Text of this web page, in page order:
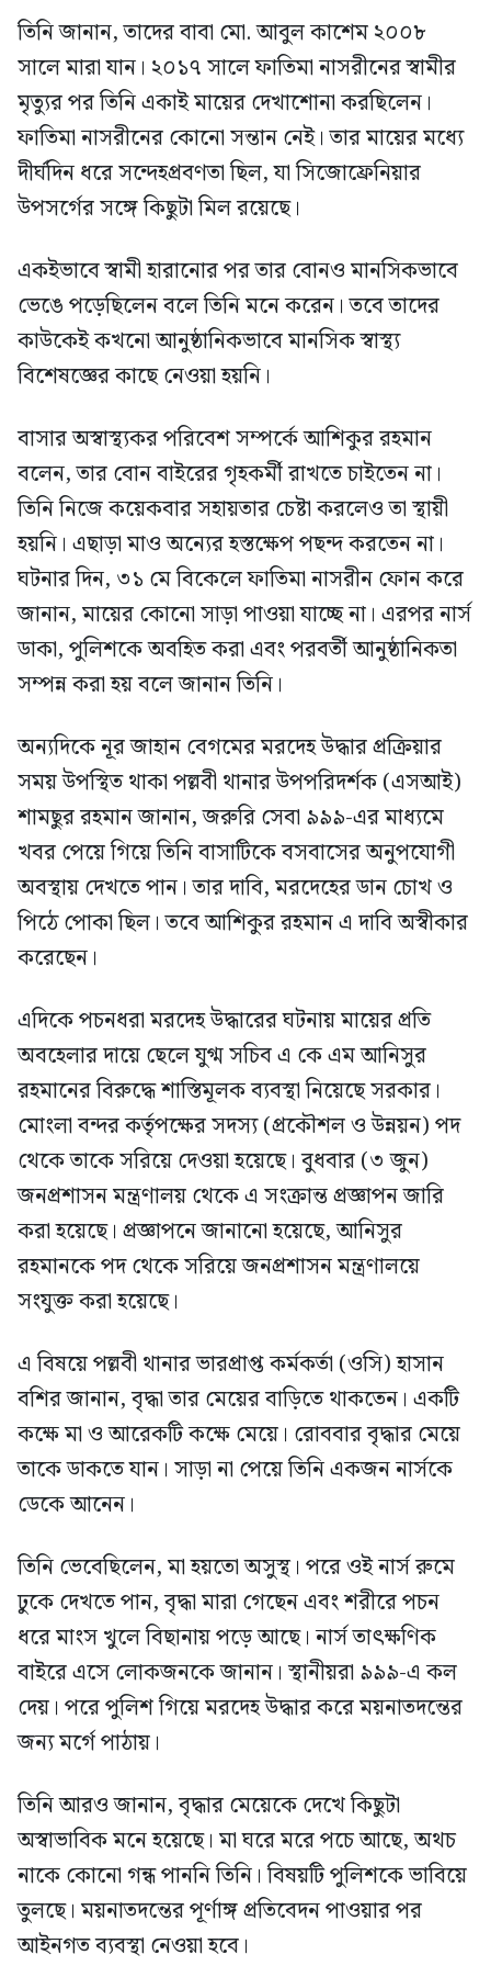
তিনি জানান, তাদের বাবা মো. আবুল কাশেম ২০০৮
সালে মারা যান। ২০১৭ সালে ফাতিমা নাসরীনের স্বামীর
মৃত্যুর পর তিনি একাই মায়ের দেখাশোনা করছিলেন।
ফাতিমা নাসরীনের কোনো সন্তান নেই। তার মায়ের মধ্যে
দীর্ঘদিন ধরে সন্দেহপ্রবণতা ছিল, যা সিজোফ্রেনিয়ার
উপসর্গের সঙ্গে কিছুটা মিল রয়েছে।
একইভাবে স্বামী হারানোর পর তার বোনও মানসিকভাবে
ভেঙে পড়েছিলেন বলে তিনি মনে করেন। তবে তাদের
কাউকেই কখনো আনুষ্ঠানিকভাবে মানসিক স্বাস্থ্য
বিশেষজ্ঞের কাছে নেওয়া হয়নি।
বাসার অস্বাস্থ্যকর পরিবেশ সম্পর্কে আশিকুর রহমান
বলেন, তার বোন বাইরের গৃহকর্মী রাখতে চাইতেন না।
তিনি নিজে কয়েকবার সহায়তার চেষ্টা করলেও তা স্থায়ী
হয়নি। এছাড়া মাও অন্যের হস্তক্ষেপ পছন্দ করতেন না।
ঘটনার দিন, ৩১ মে বিকেলে ফাতিমা নাসরীন ফোন করে
জানান, মায়ের কোনো সাড়া পাওয়া যাচ্ছে না। এরপর নার্স
ডাকা, পুলিশকে অবহিত করা এবং পরবর্তী আনুষ্ঠানিকতা
সম্পন্ন করা হয় বলে জানান তিনি।
অন্যদিকে নূর জাহান বেগমের মরদেহ উদ্ধার প্রক্রিয়ার
সময় উপস্থিত থাকা পল্লবী থানার উপপরিদর্শক (এসআই)
শামছুর রহমান জানান, জরুরি সেবা ৯৯৯-এর মাধ্যমে
খবর পেয়ে গিয়ে তিনি বাসাটিকে বসবাসের অনুপযোগী
অবস্থায় দেখতে পান। তার দাবি, মরদেহের ডান চোখ ও
পিঠে পোকা ছিল। তবে আশিকুর রহমান এ দাবি অস্বীকার
করেছেন।
এদিকে পচনধরা মরদেহ উদ্ধারের ঘটনায় মায়ের প্রতি
অবহেলার দায়ে ছেলে যুগ্ম সচিব এ কে এম আনিসুর
রহমানের বিরুদ্ধে শাস্তিমূলক ব্যবস্থা নিয়েছে সরকার।
মোংলা বন্দর কর্তৃপক্ষের সদস্য (প্রকৌশল ও উন্নয়ন) পদ
থেকে তাকে সরিয়ে দেওয়া হয়েছে। বুধবার (৩ জুন)
জনপ্রশাসন মন্ত্রণালয় থেকে এ সংক্রান্ত প্রজ্ঞাপন জারি
করা হয়েছে। প্রজ্ঞাপনে জানানো হয়েছে, আনিসুর
রহমানকে পদ থেকে সরিয়ে জনপ্রশাসন মন্ত্রণালয়ে
সংযুক্ত করা হয়েছে।
এ বিষয়ে পল্লবী থানার ভারপ্রাপ্ত কর্মকর্তা (ওসি) হাসান
বশির জানান, বৃদ্ধা তার মেয়ের বাড়িতে থাকতেন। একটি
কক্ষে মা ও আরেকটি কক্ষে মেয়ে। রোববার বৃদ্ধার মেয়ে
তাকে ডাকতে যান। সাড়া না পেয়ে তিনি একজন নার্সকে
ডেকে আনেন।
তিনি ভেবেছিলেন, মা হয়তো অসুস্থ। পরে ওই নার্স রুমে
ঢুকে দেখতে পান, বৃদ্ধা মারা গেছেন এবং শরীরে পচন
ধরে মাংস খুলে বিছানায় পড়ে আছে। নার্স তাৎক্ষণিক
বাইরে এসে লোকজনকে জানান। স্থানীয়রা ৯৯৯-এ কল
দেয়। পরে পুলিশ গিয়ে মরদেহ উদ্ধার করে ময়নাতদন্তের
জন্য মর্গে পাঠায়।
তিনি আরও জানান, বৃদ্ধার মেয়েকে দেখে কিছুটা
অস্বাভাবিক মনে হয়েছে। মা ঘরে মরে পচে আছে, অথচ
নাকে কোনো গন্ধ পাননি তিনি। বিষয়টি পুলিশকে ভাবিয়ে
তুলছে। ময়নাতদন্তের পূর্ণাঙ্গ প্রতিবেদন পাওয়ার পর
আইনগত ব্যবস্থা নেওয়া হবে।